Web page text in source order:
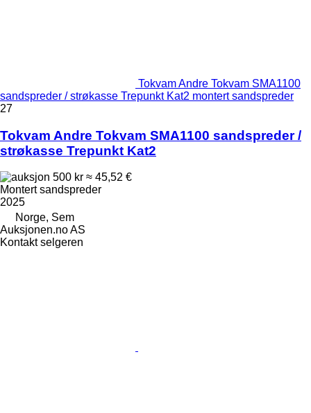
Tokvam Andre Tokvam SMA1100
sandspreder / strøkasse Trepunkt Kat2 montert sandspreder
27
Tokvam Andre Tokvam SMA1100 sandspreder /
strøkasse Trepunkt Kat2
500 kr ≈ 45,52 €
Montert sandspreder
2025
Norge, Sem
Auksjonen.no AS
Kontakt selgeren